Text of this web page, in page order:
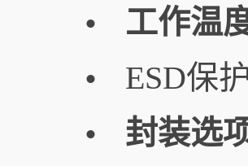
• 工作温
• ESD保
• 封装选